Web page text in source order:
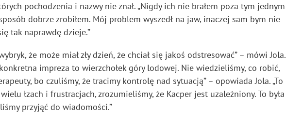
pochodzenia i nazwy nie znał. „Nigdy ich nie brałem poza tym jednym
dobrze zrobiłem. Mój problem wyszedł na jaw, inaczej sam bym nie
tak naprawdę dzieje.”
że może miał zły dzień, że chciał się jakoś odstresować” – mówi Jola.
impreza to wierzchołek góry lodowej. Nie wiedzieliśmy, co robić,
bo czuliśmy, że tracimy kontrolę nad sytuacją” – opowiada Jola. „To
łzach i frustracjach, zrozumieliśmy, że Kacper jest uzależniony. To była
przyjąć do wiadomości.”